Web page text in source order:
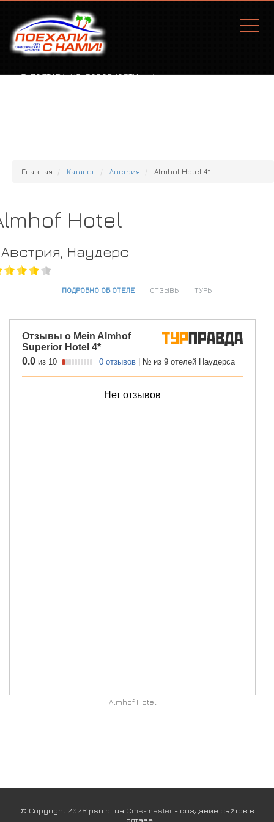
Г. ПОЛТАВА, УЛ. СОБОРНОСТИ, 77А
Главная Каталог Австрия Almhof Hotel 4*
Hotel
Австрия, Наудерс
ПОДРОБНО ОБ ОТЕЛЕ ОТЗЫВЫ ТУРЫ
Almhof Hotel
© Copyright 2026 psn.pl.ua Cms-master- создание сайтов в
Полтаве